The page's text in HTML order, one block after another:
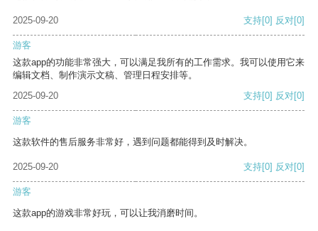
2025-09-20 支持[0] 反对[0]
游客
这款app的功能非常强大，可以满足我所有的工作需求。我可以使用它来
编辑文档、制作演示文稿、管理日程安排等。
2025-09-20
支持[0] 反对[0]
游客
这款软件的售后服务非常好，遇到问题都能得到及时解决。
2025-09-20 支持[0] 反对[0]
游客
这款app的游戏非常好玩，可以让我消磨时间。